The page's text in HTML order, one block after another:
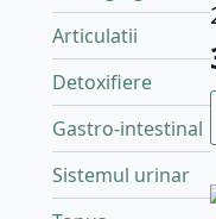
Articulatii
Detoxifiere
Gastro-intestinal
Sistemul urinar